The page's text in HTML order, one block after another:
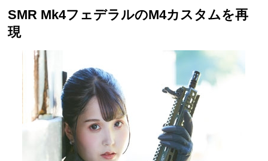
SMR Mk4フェデラルのM4カスタムを再
現